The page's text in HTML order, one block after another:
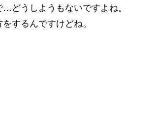
どうしようもないですよね。
するんですけどね。